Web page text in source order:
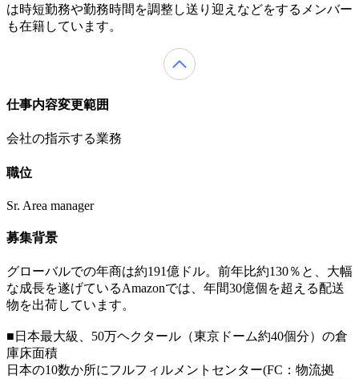
は時短勤務や勤務時間を調整し送り迎えなどをするメンバー
も在籍しています。
仕事内容変更範囲
会社の指示する業務
職位
Sr. Area manager
募集背景
グローバルでの年商は約191億ドル。前年比約130％と、大幅
な成長を遂げているAmazonでは、年間30億個を超える配送
物を出荷しています。
■日本最大級、50万ヘクタール（東京ドーム約40個分）の倉
庫床面積
日本の10数か所にフルフィルメントセンター(FC：物流拠